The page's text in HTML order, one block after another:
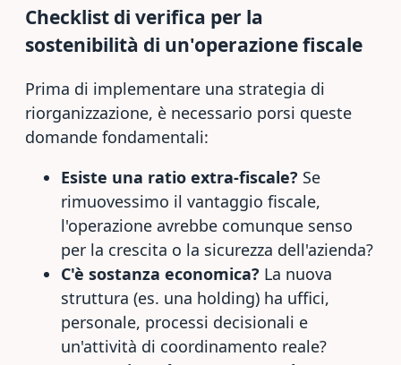
Checklist di verifica per la
sostenibilità di un'operazione fiscale
Prima di implementare una strategia di
riorganizzazione, è necessario porsi queste
domande fondamentali:
Esiste una ratio extra-fiscale? Se
rimuovessimo il vantaggio fiscale,
l'operazione avrebbe comunque senso
per la crescita o la sicurezza dell'azienda?
C'è sostanza economica? La nuova
struttura (es. una holding) ha uffici,
personale, processi decisionali e
un'attività di coordinamento reale?